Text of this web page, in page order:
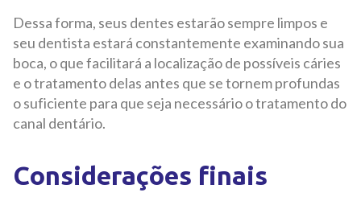
Dessa forma, seus dentes estarão sempre limpos e
seu dentista estará constantemente examinando sua
boca, o que facilitará a localização de possíveis cáries
e o tratamento delas antes que se tornem profundas
o suficiente para que seja necessário o tratamento do
canal dentário.
Considerações finais